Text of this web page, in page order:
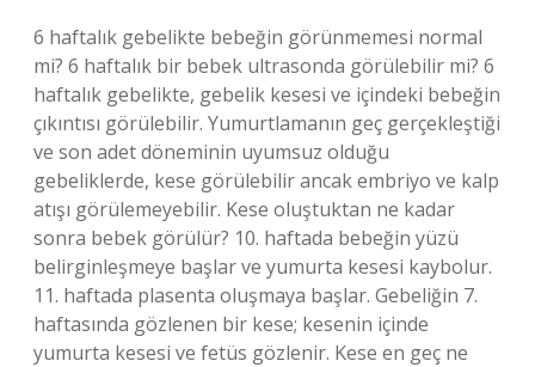
6 haftalık gebelikte bebeğin görünmemesi normal
mi? 6 haftalık bir bebek ultrasonda görülebilir mi? 6
haftalık gebelikte, gebelik kesesi ve içindeki bebeğin
çıkıntısı görülebilir. Yumurtlamanın geç gerçekleştiği
ve son adet döneminin uyumsuz olduğu
gebeliklerde, kese görülebilir ancak embriyo ve kalp
atışı görülemeyebilir. Kese oluştuktan ne kadar
sonra bebek görülür? 10. haftada bebeğin yüzü
belirginleşmeye başlar ve yumurta kesesi kaybolur.
11. haftada plasenta oluşmaya başlar. Gebeliğin 7.
haftasında gözlenen bir kese; kesenin içinde
yumurta kesesi ve fetüs gözlenir. Kese en geç ne